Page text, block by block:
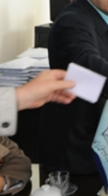
گوشی موبایل
درب